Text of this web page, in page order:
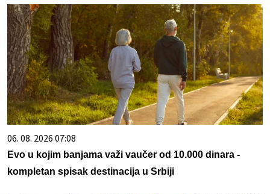
06. 08. 2026 07:08
Evo u kojim banjama važi vaučer od 10.000 dinara -
kompletan spisak destinacija u Srbiji